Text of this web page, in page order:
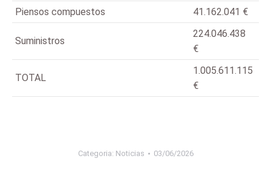
Piensos compuestos 41.162.041 €
Suministros
224.046.438
€
TOTAL
1.005.611.115
€
Categoria: Noticias 03/06/2026